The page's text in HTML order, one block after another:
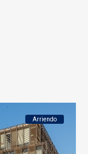
Arriendo